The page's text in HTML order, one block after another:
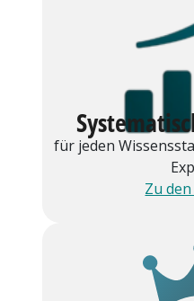
für jeden
Zu